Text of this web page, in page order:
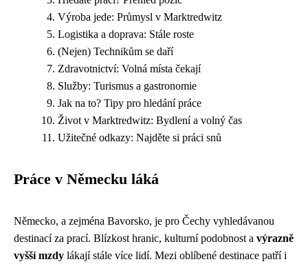
Výroba jede: Průmysl v Marktredwitz
Logistika a doprava: Stále roste
(Nejen) Technikům se daří
Zdravotnictví: Volná místa čekají
Služby: Turismus a gastronomie
Jak na to? Tipy pro hledání práce
Život v Marktredwitz: Bydlení a volný čas
Užitečné odkazy: Najděte si práci snů
Práce v Německu láká
Německo, a zejména Bavorsko, je pro Čechy vyhledávanou
destinací za prací. Blízkost hranic, kulturní podobnost a výrazně
vyšší mzdy lákají stále více lidí. Mezi oblíbené destinace patří i